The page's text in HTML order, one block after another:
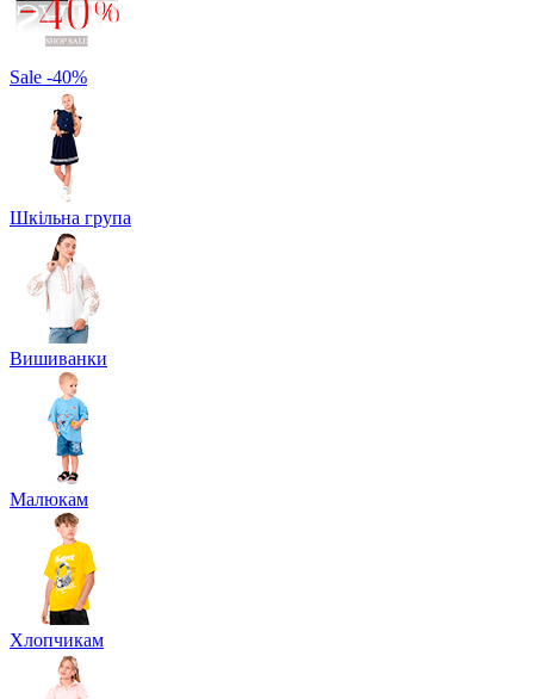
Sale -40%
Шкільна група
Вишиванки
Малюкам
Хлопчикам